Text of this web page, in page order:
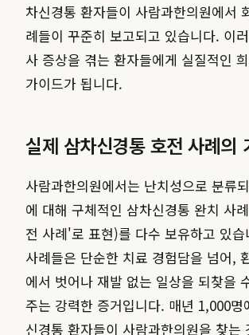
차신경통 환자들이 사람과한의원에서
례들이 꾸준히 보고되고 있습니다. 이
사 증상을 겪는 환자들에게 실질적인
가이드가 됩니다.
실제 삼차신경통 호전 사례의
사람과한의원에서는 난치성으로 분류
에 대해 구체적인 삼차신경통 완치 사
전 사례'로 표현)를 다수 보유하고 있
사례들은 단순한 치료 경험담을 넘어,
에서 벗어나 재발 없는 일상을 되찾을
주는 강력한 증거입니다. 매년 1,000명
신경통 환자들이 사람과한의원을 찾는